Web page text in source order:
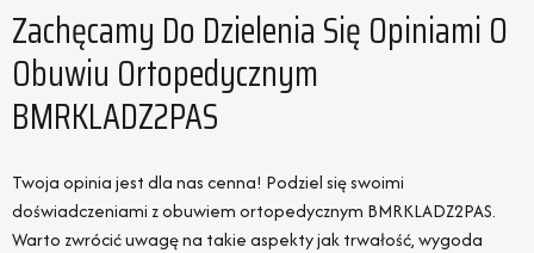
Zachęcamy Do Dzielenia Się Opiniami O
Obuwiu Ortopedycznym
BMRKLADZ2PAS
Twoja opinia jest dla nas cenna! Podziel się swoimi
doświadczeniami z obuwiem ortopedycznym BMRKLADZ2PAS.
Warto zwrócić uwagę na takie aspekty jak trwałość, wygoda